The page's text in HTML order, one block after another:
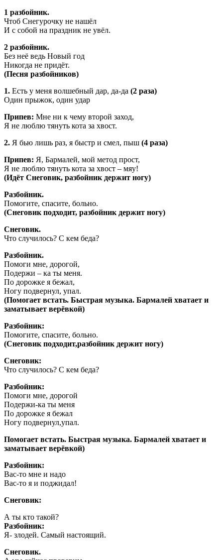
1 разбойник.
Чтоб Снегурочку не нашёл
И с собой на праздник не увёл.
2 разбойник.
Без неё ведь Новый год
Никогда не придёт.
(Песня разбойников)
1. Есть у меня волшебный дар, да-да (2 раза)
Один прыжок, один удар
Припев: Мне ни к чему второй заход,
Я не люблю тянуть кота за хвост.
2. Я бью лишь раз, я быстр и смел, пыш (4 раза)
Припев: Я, Бармалей, мой метод прост,
Я не люблю тянуть кота за хвост – мяу!
(Идёт Снеговик, разбойник держит ногу)
Разбойник.
Помогите, спасите, больно.
(Снеговик подходит, разбойник держит ногу)
Снеговик.
Что случилось? С кем беда?
Разбойник.
Помоги мне, дорогой,
Подержи – ка ты меня.
По дорожке я бежал,
Ногу подвернул, упал.
(Помогает встать. Быстрая музыка. Бармалей хватает и
заматывает верёвкой)
Разбойник:
Помогите, спасите, больно.
(Снеговик подходит,разбойник держит ногу)
Снеговик:
Что случилось? С кем беда?
Разбойник:
Помоги мне, дорогой
Подержи-ка ты меня
По дорожке я бежал
Ногу подвернул,упал.
Помогает встать. Быстрая музыка. Бармалей хватает и
заматывает верёвкой)
Разбойник:
Вас-то мне и надо
Вас-то я и поджидал!
Снеговик:
А ты кто такой?
Разбойник:
Я- злодей. Самый настоящий.
Снеговик.